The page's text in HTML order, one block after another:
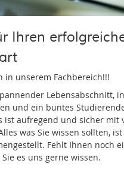
Ihren
in unserem Fachbereich!!!
Lebensabschnitt,
und ein buntes
ist aufregend und sicher mit
was Sie wissen sollten,
Fehlt Ihnen noch
es uns gerne wissen.